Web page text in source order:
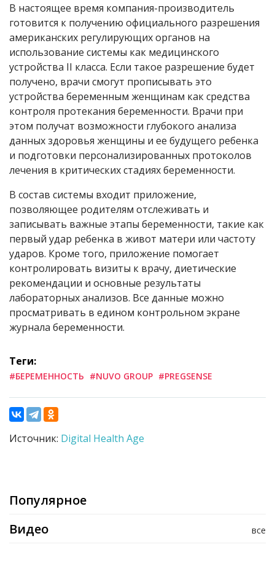
В настоящее время компания-производитель
готовится к получению официального разрешения
американских регулирующих органов на
использование системы как медицинского
устройства II класса. Если такое разрешение будет
получено, врачи смогут прописывать это
устройства беременным женщинам как средства
контроля протекания беременности. Врачи при
этом получат возможности глубокого анализа
данных здоровья женщины и ее будущего ребенка
и подготовки персонализированных протоколов
лечения в критических стадиях беременности.
В состав системы входит приложение,
позволяющее родителям отслеживать и
записывать важные этапы беременности, такие как
первый удар ребенка в живот матери или частоту
ударов. Кроме того, приложение помогает
контролировать визиты к врачу, диетические
рекомендации и основные результаты
лабораторных анализов. Все данные можно
просматривать в едином контрольном экране
журнала беременности.
Теги:
#БЕРЕМЕННОСТЬ #NUVO GROUP #PREGSENSE
Источник: Digital Health Age
Популярное
все
Видео